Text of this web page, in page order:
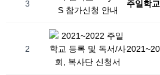
3 주일학
2